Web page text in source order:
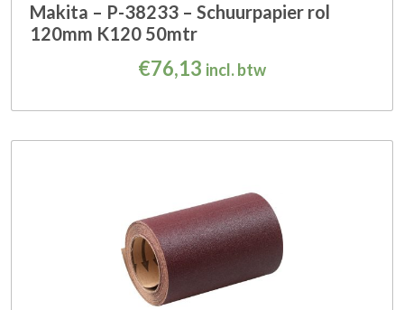
Makita – P-38233 – Schuurpapier rol
120mm K120 50mtr
€76,13 incl. btw